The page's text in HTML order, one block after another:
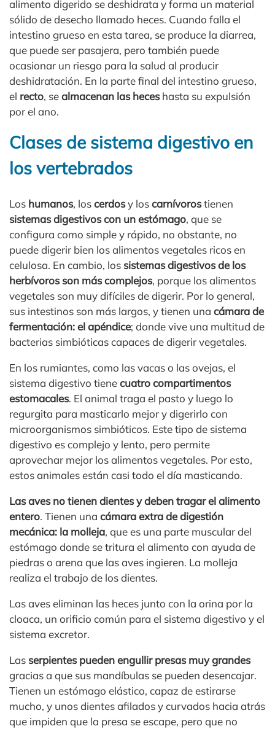
alimento digerido se deshidrata y forma un material
sólido de desecho llamado heces. Cuando falla el
intestino grueso en esta tarea, se produce la diarrea,
que puede ser pasajera, pero también puede
ocasionar un riesgo para la salud al producir
deshidratación. En la parte final del intestino grueso,
el recto, sealmacenan las heceshasta su expulsión
por el ano.
Clases de sistema digestivo en
los vertebrados
Los humanos, loscerdosy loscarnívorostienen
sistemas digestivos con un estómago, que se
configura como simple y rápido, no obstante, no
puede digerir bien los alimentos vegetales ricos en
celulosa. En cambio, los sistemas digestivos de los
herbívoros son más complejos, porque los alimentos
vegetales son muy difíciles de digerir. Por lo general,
sus intestinos son más largos, y tienen una cámara de
fermentación: el apéndice; donde vive una multitud de
bacterias simbióticas capaces de digerir vegetales.
En los rumiantes, como las vacas o las ovejas, el
sistema digestivo tienecuatro compartimentos
estomacales. El animal traga el pasto y luego lo
regurgita para masticarlo mejor y digerirlo con
microorganismos simbióticos. Este tipo de sistema
digestivo es complejo y lento, pero permite
aprovechar mejor los alimentos vegetales. Por esto,
estos animales están casi todo el día masticando.
Las aves no tienen dientes y deben tragar el alimento
entero. Tienen una cámara extra de digestión
mecánica: la molleja, que es una parte muscular del
estómago donde se tritura el alimento con ayuda de
piedras o arena que las aves ingieren. La molleja
realiza el trabajo de los dientes.
Las aves eliminan las heces junto con la orina por la
cloaca, un orificio común para el sistema digestivo y el
sistema excretor.
Las serpientes pueden engullir presas muy grandes
gracias a que sus mandíbulas se pueden desencajar.
Tienen un estómago elástico, capaz de estirarse
mucho, y unos dientes afilados y curvados hacia atrás
que impiden que la presa se escape, pero que no